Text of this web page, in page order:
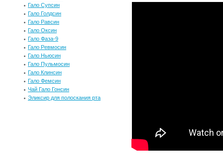
Гало Супсин
Гало Голдсин
Гало Равсин
Гало Оксин
Гало Фаза-9
Гало Ревмосин
Гало Ньюсин
Гало Пульмосин
Гало Клинсин
Гало Фемсин
Чай Гало Гонсин
Эликсир для полоскания рта